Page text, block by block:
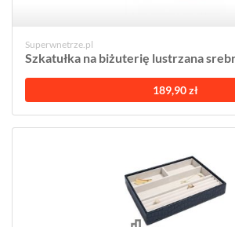
Superwnetrze.pl
Szkatułka na biżuterię lustrzana
189,90 zł